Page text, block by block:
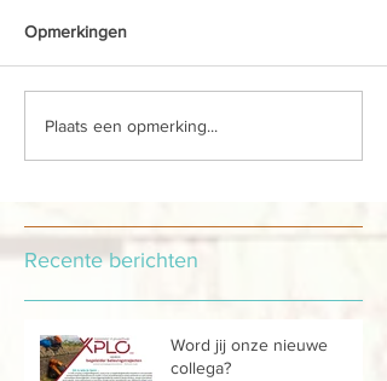
Opmerkingen
Plaats een opmerking...
Recente berichten
Word jij onze nieuwe
collega?